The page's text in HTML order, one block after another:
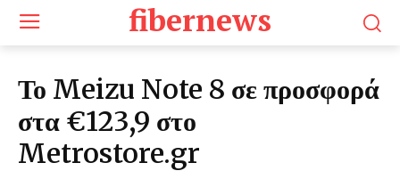
fibernews
Το Meizu Note 8 σε προσφορά
στα €123,9 στο
Metrostore.gr